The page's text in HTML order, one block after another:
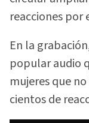
reacciones
En la
popular audio
mujeres que
cientos de